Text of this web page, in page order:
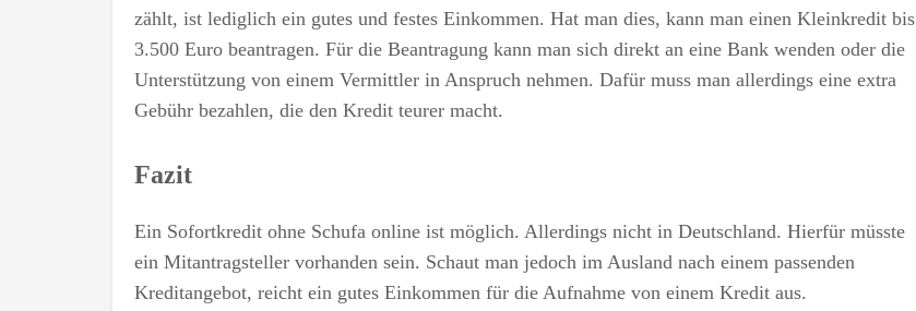
zählt, ist lediglich ein gutes und festes Einkommen. Hat man dies, kann man einen Kleinkredit bis
3.500 Euro beantragen. Für die Beantragung kann man sich direkt an eine Bank wenden oder die
Unterstützung von einem Vermittler in Anspruch nehmen. Dafür muss man allerdings eine extra
Gebühr bezahlen, die den Kredit teurer macht.
Fazit
Ein Sofortkredit ohne Schufa online ist möglich. Allerdings nicht in Deutschland. Hierfür müsste
ein Mitantragsteller vorhanden sein. Schaut man jedoch im Ausland nach einem passenden
Kreditangebot, reicht ein gutes Einkommen für die Aufnahme von einem Kredit aus.